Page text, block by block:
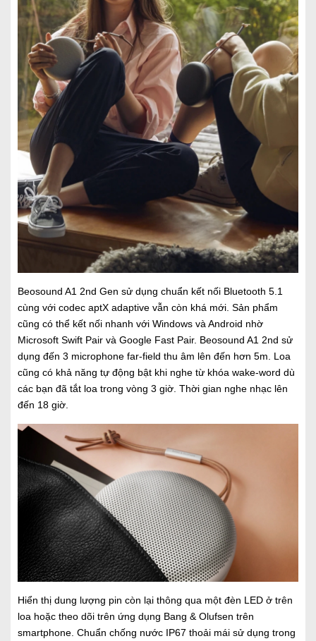
Beosound A1 2nd Gen sử dụng chuẩn kết nối Bluetooth 5.1
cùng với codec aptX adaptive vẫn còn khá mới. Sản phẩm
cũng có thể kết nối nhanh với Windows và Android nhờ
Microsoft Swift Pair và Google Fast Pair. Beosound A1 2nd sử
dụng đến 3 microphone far-field thu âm lên đến hơn 5m. Loa
cũng có khả năng tự động bật khi nghe từ khóa wake-word dù
các bạn đã tắt loa trong vòng 3 giờ. Thời gian nghe nhạc lên
đến 18 giờ.
Hiển thị dung lượng pin còn lại thông qua một đèn LED ở trên
loa hoặc theo dõi trên ứng dụng Bang & Olufsen trên
smartphone. Chuẩn chống nước IP67 thoải mái sử dụng trong